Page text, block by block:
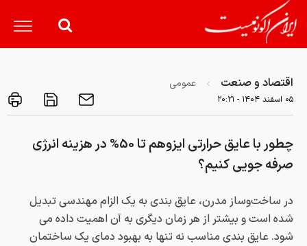
اقتصاد و صنعت عمومی
۰۵ اسفند ۱۴۰۴ - ۲۰:۲۱
چطور با عایق حرارتی ایزوهم تا 50% در هزینه انرژی
صرفه جویی کنیم؟
در ساخت‌وساز مدرن، عایق بندی به یک الزام مهندسی تبدیل
شده است و بیشتر از هر زمان دیگری به آن اهمیت داده می
شود. عایق بندی مناسب نه تنها به بهبود دمای یک ساختمان